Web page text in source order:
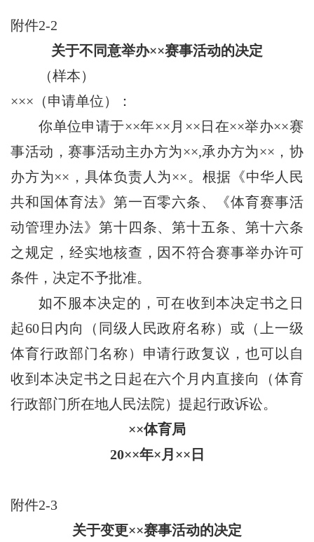
附件2-2
关于不同意举办××赛事活动的决定
（样本）
×××（申请单位）：
你单位申请于××年××月××日在××举办××赛
事活动，赛事活动主办方为××,承办方为××，协
办方为××，具体负责人为××。根据《中华人民
共和国体育法》第一百零六条、《体育赛事活
动管理办法》第十四条、第十五条、第十六条
之规定，经实地核查，因不符合赛事举办许可
条件，决定不予批准。
如不服本决定的，可在收到本决定书之日
起60日内向（同级人民政府名称）或（上一级
体育行政部门名称）申请行政复议，也可以自
收到本决定书之日起在六个月内直接向（体育
行政部门所在地人民法院）提起行政诉讼。
××体育局
20××年×月××日
附件2-3
关于变更××赛事活动的决定